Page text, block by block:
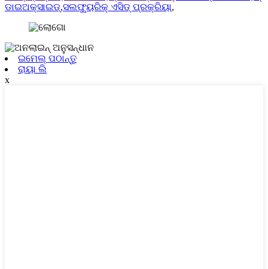
ଡାଇଅକ୍ସାଇଡ୍,ସଲଫ୍ୟୁରିକ୍ ଏସିଡ୍ ପ୍ରକ୍ରିୟା,
ଇମେଲ୍ ପଠାନ୍ତୁ
ରାୟା ଲି
x